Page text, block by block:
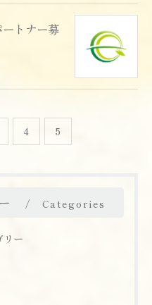
トナー募
4 5
Categories
リー